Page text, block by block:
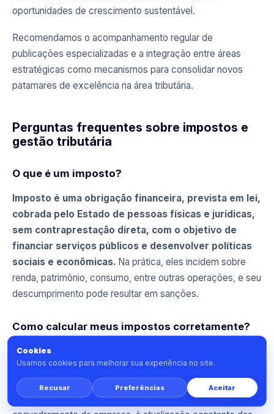
oportunidades de crescimento sustentável.
Recomendamos o acompanhamento regular de
publicações especializadas e a integração entre áreas
estratégicas como mecanismos para consolidar novos
patamares de excelência na área tributária.
Perguntas frequentes sobre impostos e
gestão tributária
O que é um imposto?
Imposto é uma obrigação financeira, prevista em lei,
cobrada pelo Estado de pessoas físicas e jurídicas,
sem contraprestação direta, com o objetivo de
financiar serviços públicos e desenvolver políticas
sociais e econômicas. Na prática, eles incidem sobre
renda, patrimônio, consumo, entre outras operações, e seu
descumprimento pode resultar em sanções.
Como calcular meus impostos corretamente?
O cálculo correto dos encargos depende do tipo de
tributo, do regime tributário escolhido (Simples Nacional,
Lucro Real, Lucro Presumido, etc.) e das regras aplicáveis
a cada setor. Recomendamos atenção absoluta ao correto
Cookies
Usamos cookies para melhorar sua experiência no site.
Recusar Preferências Aceitar